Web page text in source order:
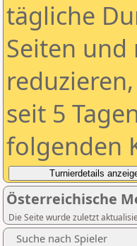
tägliche
Seiten und
seit 5
folgenden
Österreichische
Die Seite wurde zuletzt
Suche nach Spieler